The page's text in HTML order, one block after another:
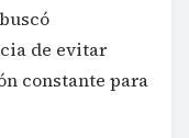
de evitar
constante para